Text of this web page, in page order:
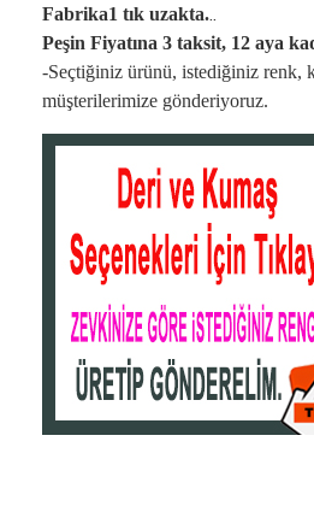
Fabrika1 tık uzakta...
Peşin Fiyatına 3 taksit, 12 aya
-Seçtiğiniz ürünü, istediğiniz renk,
müşterilerimize gönderiyoruz.